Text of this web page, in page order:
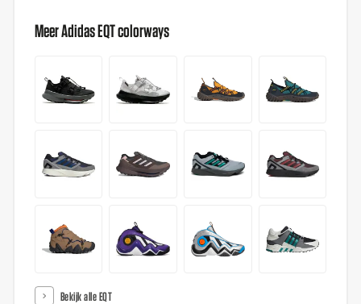
Meer Adidas EQT colorways
Bekijk alle EQT